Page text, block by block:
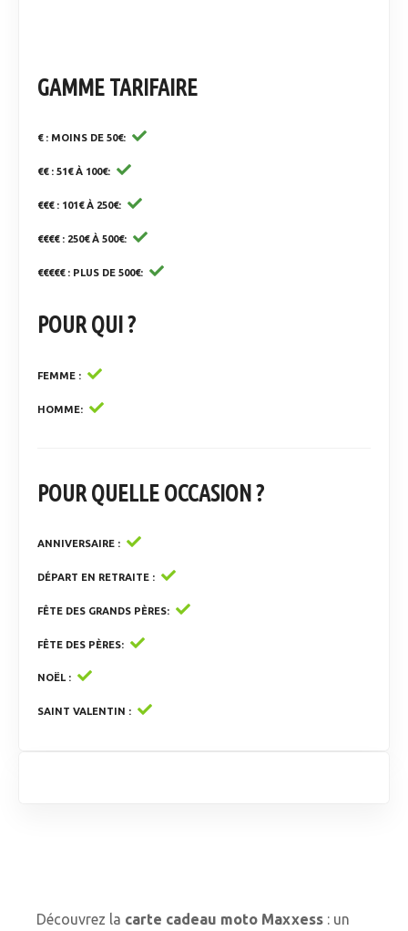
GAMME TARIFAIRE
€ : MOINS DE 50€
€€ : 51€ À 100€
€€€ : 101€ À 250€
€€€€ : 250€ À 500€
€€€€€ : PLUS DE 500€
POUR QUI ?
FEMME
HOMME
POUR QUELLE OCCASION ?
ANNIVERSAIRE
DÉPART EN RETRAITE
FÊTE DES GRANDS PÈRES
FÊTE DES PÈRES
NOËL
SAINT VALENTIN
Découvrez la carte cadeau moto Maxxess : un